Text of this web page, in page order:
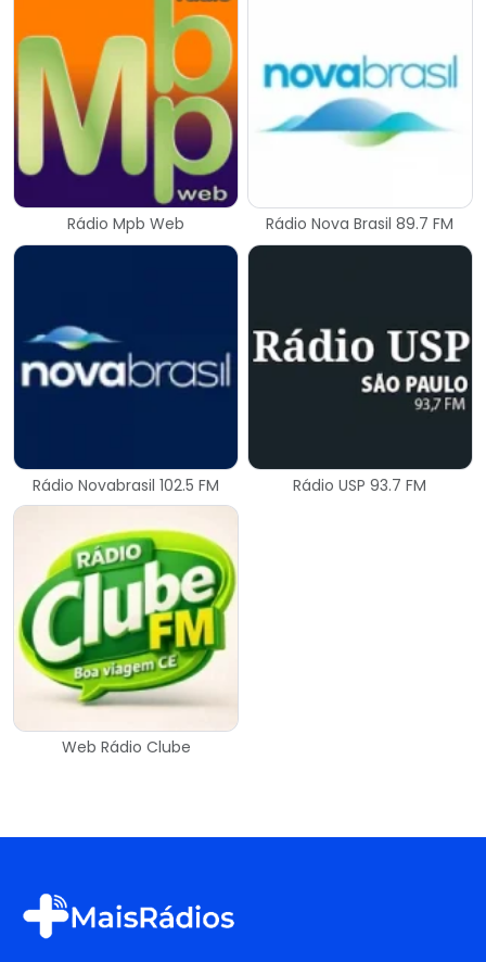
Rádio Mpb Web Rádio Nova Brasil 89.7 FM
Rádio Novabrasil 102.5 FM Rádio USP 93.7 FM
Web Rádio Clube